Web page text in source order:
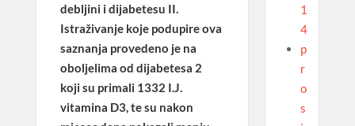
debljini i dijabetesu II.
Istraživanje koje podupire ova
saznanja provedeno je na
oboljelima od dijabetesa 2
koji su primali 1332 I.J.
vitamina D3, te su nakon
1
4
p
r
o
s